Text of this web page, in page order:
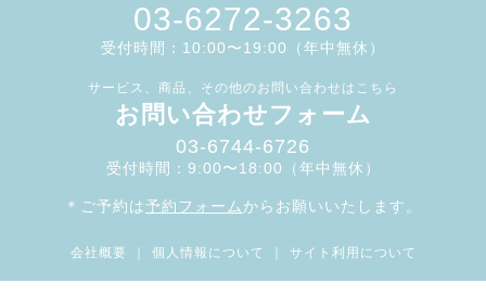
03-6272-3263
受付時間：10:00〜19:00（年中無休）
サービス、商品、その他のお問い合わせはこちら
お問い合わせフォーム
03-6744-6726
受付時間：9:00〜18:00（年中無休）
＊ご予約は予約フォーム からお願いいたします。
会社概要 ｜ 個人情報について ｜ サイト利用について